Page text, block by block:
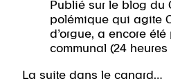
Publié sur le blog du
polémique qui agite
d’orgue, a encore
communal (24 heures
La suite dans le canard…